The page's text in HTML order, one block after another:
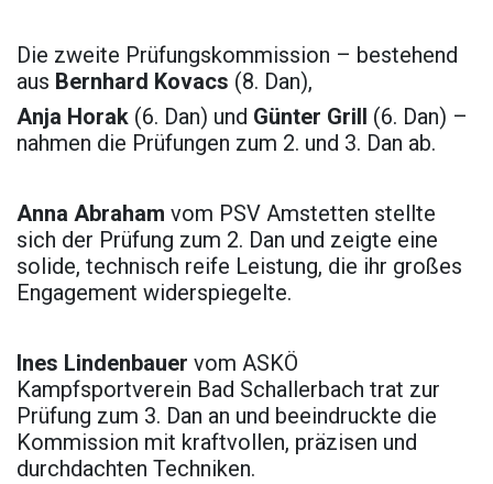
Die zweite Prüfungskommission – bestehend
aus Bernhard Kovacs (8. Dan),
Anja Horak (6. Dan) und Günter Grill (6. Dan) –
nahmen die Prüfungen zum 2. und 3. Dan ab.
Anna Abraham vom PSV Amstetten stellte
sich der Prüfung zum 2. Dan und zeigte eine
solide, technisch reife Leistung, die ihr großes
Engagement widerspiegelte.
Ines Lindenbauer vom ASKÖ
Kampfsportverein Bad Schallerbach trat zur
Prüfung zum 3. Dan an und beeindruckte die
Kommission mit kraftvollen, präzisen und
durchdachten Techniken.